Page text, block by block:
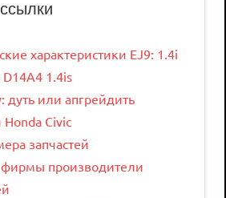
характеристики EJ9: 1.4i
1.4is
дуть или апгрейдить
Civic
запчастей
производители